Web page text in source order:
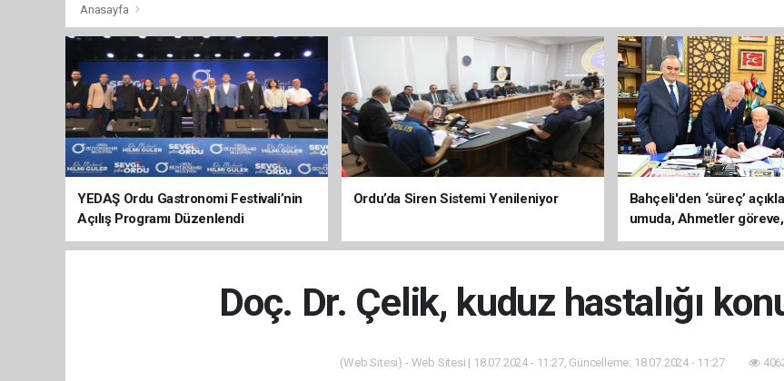
Anasayfa
YEDAŞ Ordu Gastronomi Festivali’nin
Açılış Programı Düzenlendi
Ordu’da Siren Sistemi Yenileniyor
Bahçeli'den ‘süreç’
umuda, Ahmetler
evine dönmeli’
Doç. Dr. Çelik, kuduz hastalığı
(Web Sitesi) - Web Sitesi | 18.07.2024 - 11:27, Güncelleme: 18.07.2024 - 11:27